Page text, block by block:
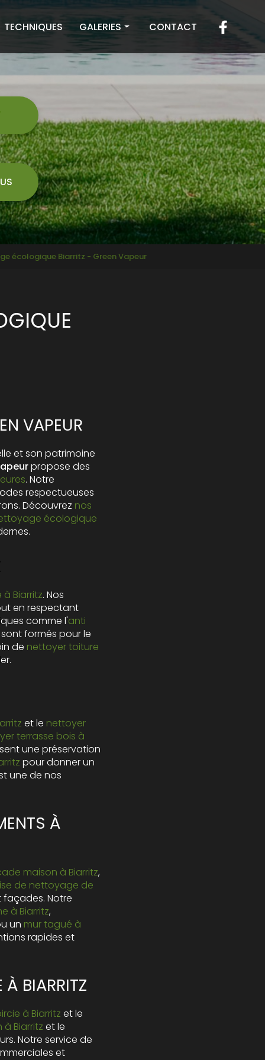
TECHNIQUES GALERIES
Toiture
CONTACT
écologique Biarritz - Green Vapeur
VAPEUR
et son patrimoine
propose des
. Notre
respectueuses
Découvrez nos
écologique
Biarritz. Nos
en respectant
comme l'anti
formés pour le
de nettoyer toiture
et le nettoyer
terrasse bois à
une préservation
pour donner un
une de nos
À
maison à Biarritz,
de nettoyage de
Notre
à Biarritz,
un mur tagué à
rapides et
À BIARRITZ
à Biarritz et le
Biarritz et le
Notre service de
et